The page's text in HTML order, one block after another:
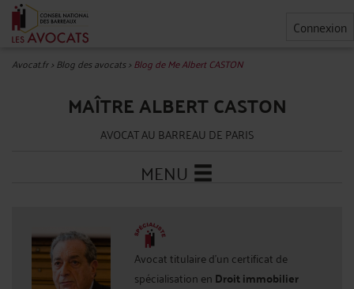
Connexion
Avocat.fr>Blog des avocats>Blog de Me Albert CASTON
MAÎTRE ALBERT CASTON
AVOCAT AU BARREAU DE PARIS
MENU
Avocat titulaire d'un certificat de
spécialisation en Droit immobilier